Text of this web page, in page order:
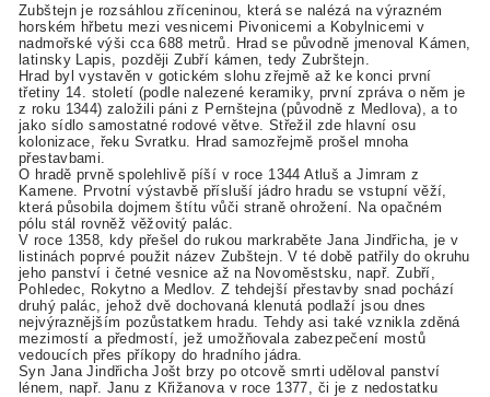
Zubštejn je rozsáhlou zříceninou, která se nalézá na výrazném
horském hřbetu mezi vesnicemi Pivonicemi a Kobylnicemi v
nadmořské výši cca 688 metrů. Hrad se původně jmenoval Kámen,
latinsky Lapis, později Zubří kámen, tedy Zubrštejn.
Hrad byl vystavěn v gotickém slohu zřejmě až ke konci první
třetiny 14. století (podle nalezené keramiky, první zpráva o něm je
z roku 1344) založili páni z Pernštejna (původně z Medlova), a to
jako sídlo samostatné rodové větve. Střežil zde hlavní osu
kolonizace, řeku Svratku. Hrad samozřejmě prošel mnoha
přestavbami.
O hradě prvně spolehlivě píší v roce 1344 Atluš a Jimram z
Kamene. Prvotní výstavbě přísluší jádro hradu se vstupní věží,
která působila dojmem štítu vůči straně ohrožení. Na opačném
pólu stál rovněž věžovitý palác.
V roce 1358, kdy přešel do rukou markraběte Jana Jindřicha, je v
listinách poprvé použit název Zubštejn. V té době patřily do okruhu
jeho panství i četné vesnice až na Novoměstsku, např. Zubří,
Pohledec, Rokytno a Medlov. Z tehdejší přestavby snad pochází
druhý palác, jehož dvě dochovaná klenutá podlaží jsou dnes
nejvýraznějším pozůstatkem hradu. Tehdy asi také vznikla zděná
mezimostí a předmostí, jež umožňovala zabezpečení mostů
vedoucích přes příkopy do hradního jádra.
Syn Jana Jindřicha Jošt brzy po otcově smrti uděloval panství
lénem, např. Janu z Křižanova v roce 1377, či je z nedostatku